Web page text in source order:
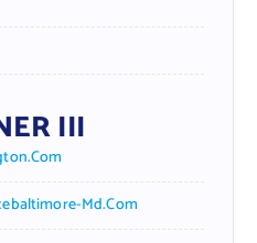
III
Md.com